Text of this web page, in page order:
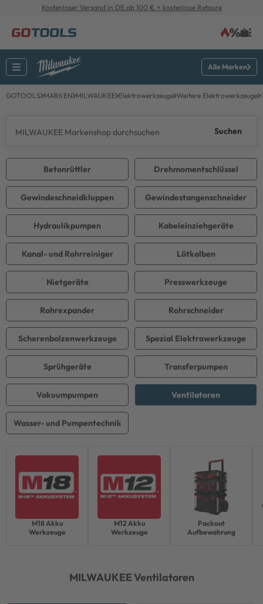
Kostenloser Versand in DE ab 100 € + kostenlose Retoure
Alle Marken
GOTOOLS MARKEN MILWAUKEE Elektrowerkzeuge Weitere Elektrowerkzeuge
Suchen
Betonrüttler Drehmomentschlüssel
Gewindeschneidkluppen Gewindestangenschneider
Hydraulikpumpen Kabeleinziehgeräte
Kanal- und Rohrreiniger Lötkolben
Nietgeräte Presswerkzeuge
Rohrexpander Rohrschneider
Scherenbolzenwerkzeuge
Sprühgeräte Transferpumpen
Vakuumpumpen Ventilatoren
Wasser- und Pumpentechnik
Spezial Elektrowerkzeuge
M18 Akku
Werkzeuge
M12 Akku
Werkzeuge
Packout
Aufbewahrung
MILWAUKEEVentilatoren